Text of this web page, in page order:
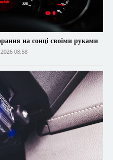
на сонці своїми руками
08:58